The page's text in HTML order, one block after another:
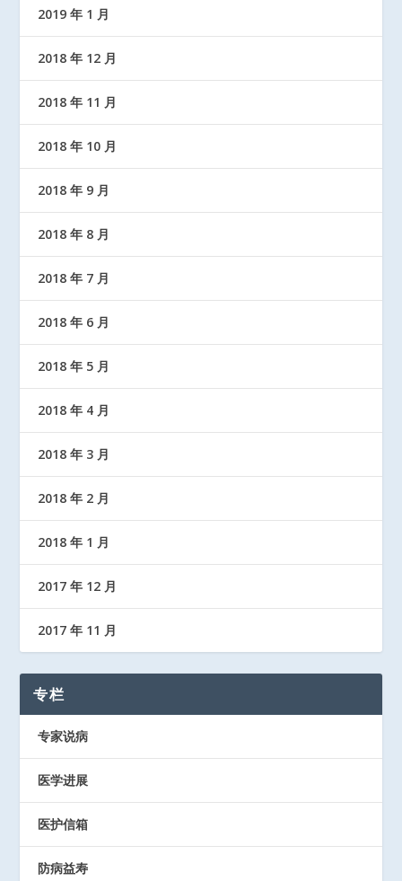
2019 年 1 月
2018 年 12 月
2018 年 11 月
2018 年 10 月
2018 年 9 月
2018 年 8 月
2018 年 7 月
2018 年 6 月
2018 年 5 月
2018 年 4 月
2018 年 3 月
2018 年 2 月
2018 年 1 月
2017 年 12 月
2017 年 11 月
专栏
专家说病
医学进展
医护信箱
防病益寿